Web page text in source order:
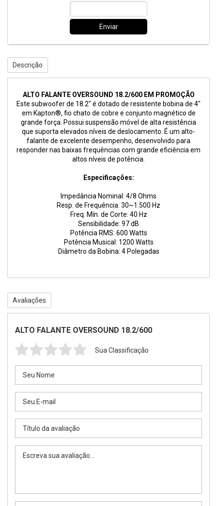
Enviar
Descrição
ALTO FALANTE OVERSOUND 18.2/600 EM PROMOÇÃO
Este subwoofer de 18.2" é dotado de resistente bobina de 4"
em Kapton®, fio chato de cobre e conjunto magnético de
grande força. Possui suspensão móvel de alta resistência
que suporta elevados níveis de deslocamento. É um alto-
falante de excelente desempenho, desenvolvido para
responder nas baixas frequências com grande eficiência em
altos níveis de potência.
Especificações:
Impedância Nominal: 4/8 Ohms
Resp. de Frequência: 30~1.500 Hz
Freq. Mín. de Corte: 40 Hz
Sensibilidade: 97 dB
Potência RMS: 600 Watts
Potência Musical: 1200 Watts
Diâmetro da Bobina: 4 Polegadas
Avaliações
ALTO FALANTE OVERSOUND 18.2/600
Sua Classificação